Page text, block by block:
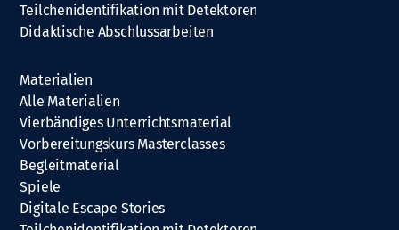
Teilchenidentifikation mit Detektoren
Didaktische Abschlussarbeiten
Materialien
Alle Materialien
Vierbändiges Unterrichtsmaterial
Vorbereitungskurs Masterclasses
Begleitmaterial
Spiele
Digitale Escape Stories